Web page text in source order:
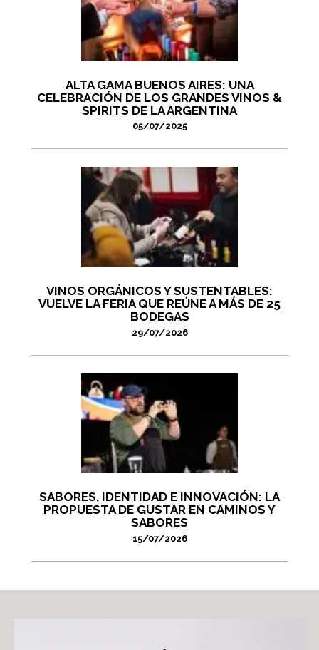
ALTA GAMA BUENOS AIRES: UNA
CELEBRACIÓN DE LOS GRANDES VINOS &
SPIRITS DE LA ARGENTINA
05/07/2025
VINOS ORGÁNICOS Y SUSTENTABLES:
VUELVE LA FERIA QUE REÚNE A MÁS DE 25
BODEGAS
29/07/2026
SABORES, IDENTIDAD E INNOVACIÓN: LA
PROPUESTA DE GUSTAR EN CAMINOS Y
SABORES
15/07/2026